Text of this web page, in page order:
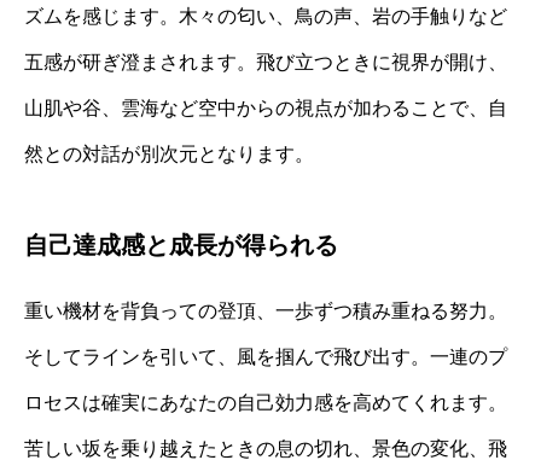
ズムを感じます。木々の匂い、鳥の声、岩の手触りなど
五感が研ぎ澄まされます。飛び立つときに視界が開け、
山肌や谷、雲海など空中からの視点が加わることで、自
然との対話が別次元となります。
自己達成感と成長が得られる
重い機材を背負っての登頂、一歩ずつ積み重ねる努力。
そしてラインを引いて、風を掴んで飛び出す。一連のプ
ロセスは確実にあなたの自己効力感を高めてくれます。
苦しい坂を乗り越えたときの息の切れ、景色の変化、飛